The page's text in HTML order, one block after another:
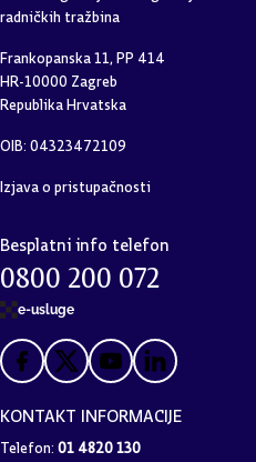
radničkih tražbina
Frankopanska 11, PP 414
HR-10000 Zagreb
Republika Hrvatska
OIB: 04323472109
Izjava o pristupačnosti
Besplatni info telefon
0800 200 072
e-usluge
KONTAKT INFORMACIJE
Telefon: 01 4820 130